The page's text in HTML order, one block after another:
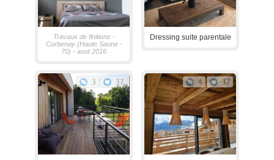
Travaux de finitions -
Corbenay (Haute Saone -
70) - aout 2016
Dressing suite parentale
3 37 4 37